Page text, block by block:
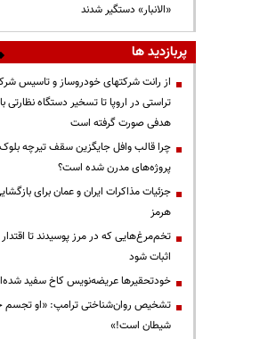
«الانبار» دستگیر شدند
پربازدید ها
از رانت‌ شرکتهای خودروساز و تاسیس
تراستی در اروپا تا تسخیر دستگاه نظارتی
هدفی صورت گرفته است
چرا قالب وافل جایگزین سقف تیرچه
پروژه‌های مدرن شده است؟
جزئیات مذاکرات ایران و عمان برای
هرمز
تخم‌مرغ‌هایی که در مرز پوسیدند تا
اثبات شود
خودتحقیرها عریضه‌نویس کاخ سفید
تشخیص روان‌شناختی ترامپ: «او
شیطان است!»